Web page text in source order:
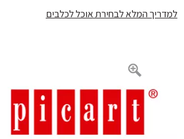
המלא לבחירת אוכל לכלבים